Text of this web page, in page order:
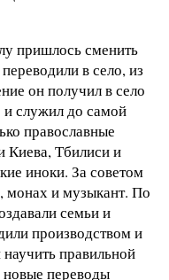
пришлось сменить
в село, из
он получил в село
и служил до самой
православные
Киева, Тбилиси и
иноки. За советом
монах и музыкант. По
семьи и
производством и
правильной
переводы